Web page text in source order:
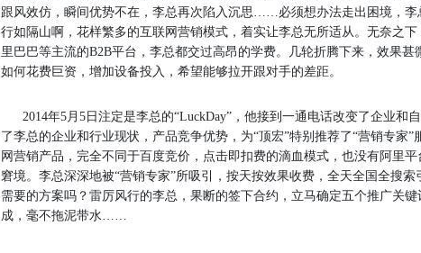
跟风效仿，瞬间优势不在，李总再次陷入沉思……必须想办法走出困境，
行如隔山啊，花样繁多的互联网营销模式，着实让李总无所适从。无奈之
里巴巴等主流的B2B平台，李总都交过高昂的学费。几轮折腾下来，效果
如何花费巨资，增加设备投入，希望能够拉开跟对手的差距。
2014年5月5日注定是李总的“LuckDay”，他接到一通电话改变了企业和
了李总的企业和行业现状，产品竞争优势，为“顶宏”特别推荐了“营销专家
网营销产品，完全不同于百度竞价，点击即扣费的滴血模式，也没有阿里
窘境。李总深深地被“营销专家”所吸引，按天按效果收费，全天全国全搜
需要的方案吗？雷厉风行的李总，果断的签下合约，立马确定五个推广关
成，毫不拖泥带水……